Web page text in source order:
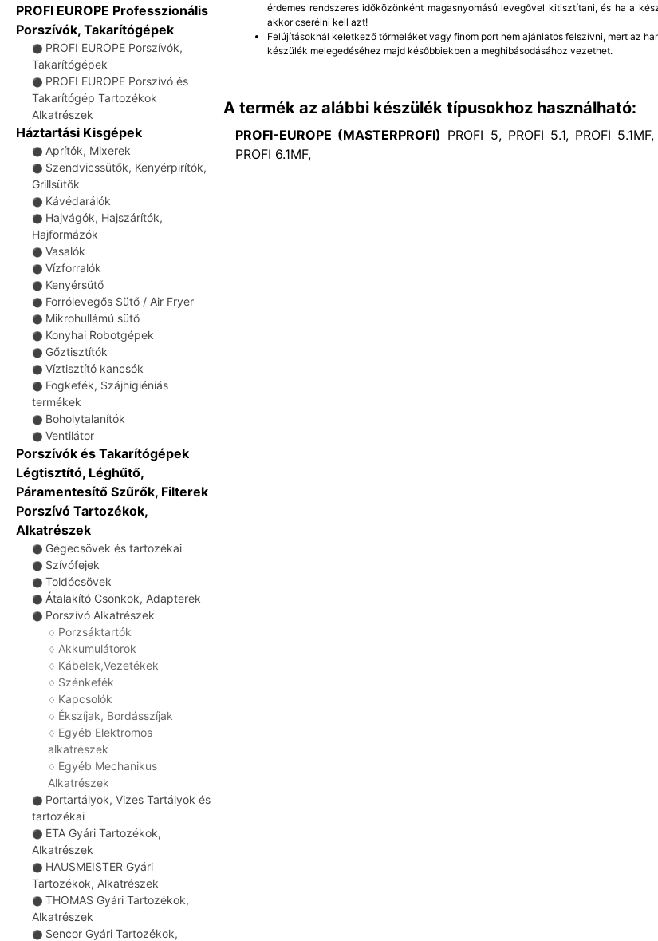
PROFI EUROPE Professzionális
Porszívók, Takarítógépek
⚫ PROFI EUROPE Porszívók,
Takarítógépek
⚫ PROFI EUROPE Porszívó és
Takarítógép Tartozékok
Alkatrészek
Háztartási Kisgépek
⚫ Aprítók, Mixerek
⚫ Szendvicssütők, Kenyérpirítók,
Grillsütők
⚫ Kávédarálók
⚫ Hajvágók, Hajszárítók,
Hajformázók
⚫ Vasalók
⚫ Vízforralók
⚫ Kenyérsütő
⚫ Forrólevegős Sütő / Air Fryer
⚫ Mikrohullámú sütő
⚫ Konyhai Robotgépek
⚫ Gőztisztítók
⚫ Víztisztító kancsók
⚫ Fogkefék, Szájhigiéniás
termékek
⚫ Boholytalanítók
⚫ Ventilátor
Porszívók és Takarítógépek
Légtisztító, Léghűtő,
Páramentesítő Szűrők, Filterek
Porszívó Tartozékok,
Alkatrészek
⚫ Gégecsövek és tartozékai
⚫ Szívófejek
⚫ Toldócsövek
⚫ Átalakító Csonkok, Adapterek
⚫ Porszívó Alkatrészek
♢ Porzsáktartók
♢ Akkumulátorok
♢ Kábelek,Vezetékek
♢ Szénkefék
♢ Kapcsolók
♢ Ékszíjak, Bordásszíjak
♢ Egyéb Elektromos
alkatrészek
♢ Egyéb Mechanikus
Alkatrészek
⚫ Portartályok, Vizes Tartályok és
tartozékai
⚫ ETA Gyári Tartozékok,
Alkatrészek
⚫ HAUSMEISTER Gyári
Tartozékok, Alkatrészek
⚫ THOMAS Gyári Tartozékok,
Alkatrészek
⚫ Sencor Gyári Tartozékok,
érdemes rendszeres időközönként magasnyomású levegővel kitisztítani, és ha a
akkor cserélni kell azt!
Felújításoknál keletkező törmeléket vagy finom port nem ajánlatos felszívni, mert az
készülék melegedéséhez majd későbbiekben a meghibásodásához vezethet.
A termék az alábbi készülék típusokhoz használható:
PROFI-EUROPE (MASTERPROFI) PROFI 5, PROFI 5.1, PROFI
PROFI 6.1MF,